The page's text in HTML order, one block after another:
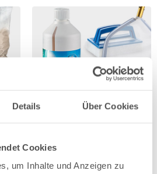
Details Über Cookies
Cookies
um Inhalte und Anzeigen zu
Reinigung Pool